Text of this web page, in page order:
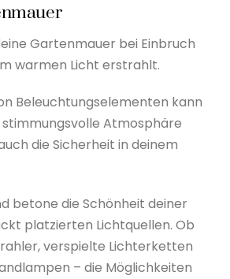
Gartenmauer bei Einbruch
warmen Licht erstrahlt.
Beleuchtungselementen kann
Atmosphäre
die Sicherheit in deinem
betone die Schönheit deiner
platzierten Lichtquellen. Ob
verspielte Lichterketten
– die Möglichkeiten